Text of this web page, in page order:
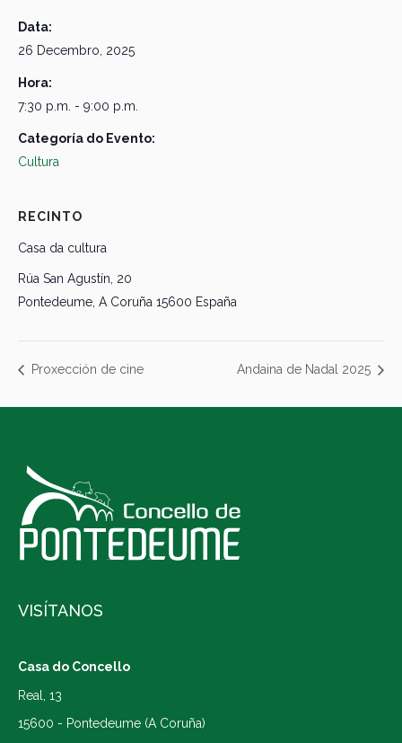
Data:
26 Decembro, 2025
Hora:
7:30 p.m. - 9:00 p.m.
Categoría do Evento:
Cultura
RECINTO
Casa da cultura
Rúa San Agustín, 20
Pontedeume A Coruña 15600 España
Proxección de cine Andaina de Nadal 2025
VISÍTANOS
Casa do Concello
Real, 13
15600 - Pontedeume (A Coruña)